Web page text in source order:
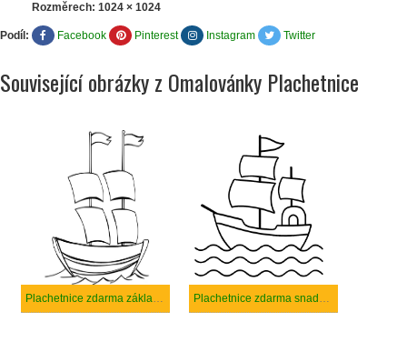
Rozměrech: 1024 × 1024
Podíl: Facebook Pinterest Instagram Twitter
Související obrázky z Omalovánky Plachetnice
Plachetnice zdarma základní Plachetnice zdarma snadný tisknutelné